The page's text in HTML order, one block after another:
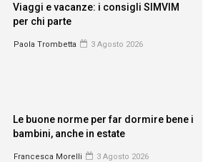
Viaggi e vacanze: i consigli SIMVIM
per chi parte
Paola Trombetta 3 Agosto 2026
Le buone norme per far dormire bene i
bambini, anche in estate
Francesca Morelli 3 Agosto 2026